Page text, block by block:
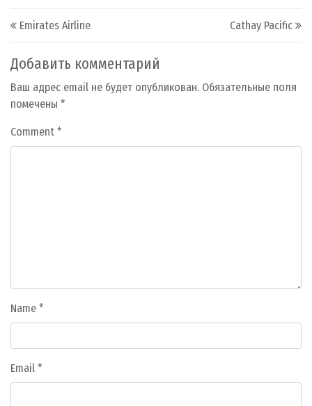
Post navigation
Emirates Airline Cathay Pacific
Добавить комментарий
Ваш адрес email не будет опубликован. Обязательные поля
помечены *
Comment *
Name *
Email *